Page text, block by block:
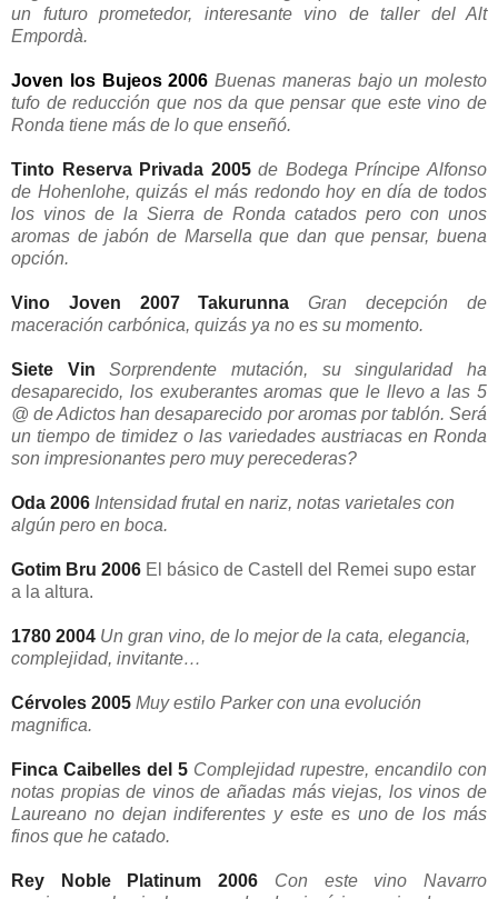
un futuro prometedor, interesante vino de taller del Alt
Empordà.
Joven los Bujeos 2006 Buenas maneras bajo un molesto
tufo de reducción que nos da que pensar que este vino de
Ronda tiene más de lo que enseñó.
Tinto Reserva Privada 2005de Bodega Príncipe Alfonso
de Hohenlohe, quizás el más redondo hoy en día de todos
los vinos de la Sierra de Ronda catados pero con unos
aromas de jabón de Marsella que dan que pensar, buena
opción.
Vino Joven 2007 TakurunnaGran decepción de
maceración carbónica, quizás ya no es su momento.
Siete VinSorprendente mutación, su singularidad ha
desaparecido, los exuberantes aromas que le llevo a las 5
@ de Adictos han desaparecido por aromas por tablón. Será
un tiempo de timidez o las variedades austriacas en Ronda
son impresionantes pero muy perecederas?
Oda 2006 Intensidad frutal en nariz, notas varietales con
algún pero en boca.
Gotim Bru 2006 El básico de Castell del Remei supo estar
a la altura.
1780 2004 Un gran vino, de lo mejor de la cata, elegancia,
complejidad, invitante…
Cérvoles 2005 Muy estilo Parker con una evolución
magnifica.
Finca Caibelles del 5 Complejidad rupestre, encandilo con
notas propias de vinos de añadas más viejas, los vinos de
Laureano no dejan indiferentes y este es uno de los más
finos que he catado.
Rey Noble Platinum 2006
Con este vino Navarro